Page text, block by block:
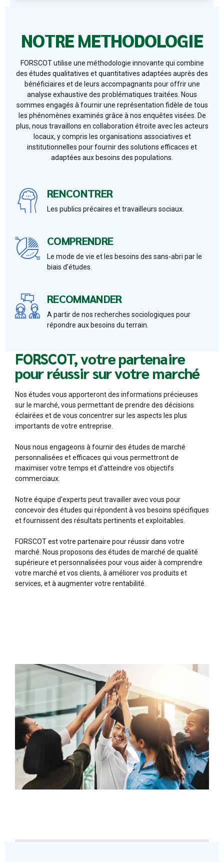
NOTRE METHODOLOGIE
FORSCOT utilise une méthodologie innovante qui combine
des études qualitatives et quantitatives adaptées auprès des
bénéficiaires et de leurs accompagnants pour offrir une
analyse exhaustive des problématiques traitées. Nous
sommes engagés à fournir une représentation fidèle de tous
les phénomènes examinés grâce à nos enquêtes visées. De
plus, nous travaillons en collaboration étroite avec les acteurs
locaux, y compris les organisations associatives et
institutionnelles pour fournir des solutions efficaces et
adaptées aux besoins des populations.
RENCONTRER
Les publics précaires et travailleurs sociaux.
COMPRENDRE
Le mode de vie et les besoins des sans-abri par le
biais d’études.
RECOMMANDER
A partir de nos recherches sociologiques pour
répondre aux besoins du terrain.
FORSCOT, votre partenaire
pour réussir sur votre marché
Nos études vous apporteront des informations précieuses
sur le marché, vous permettant de prendre des décisions
éclairées et de vous concentrer sur les aspects les plus
importants de votre entreprise.
Nous nous engageons à fournir des études de marché
personnalisées et efficaces qui vous permettront de
maximiser votre temps et d'atteindre vos objectifs
commerciaux.
Notre équipe d'experts peut travailler avec vous pour
concevoir des études qui répondent à vos besoins spécifiques
et fournissent des résultats pertinents et exploitables.
FORSCOT est votre partenaire pour réussir dans votre
marché. Nous proposons des études de marché de qualité
supérieure et personnalisées pour vous aider à comprendre
votre marché et vos clients, à améliorer vos produits et
services, et à augmenter votre rentabilité.